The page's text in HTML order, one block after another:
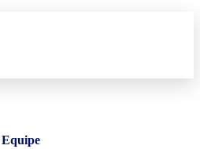
Equipe